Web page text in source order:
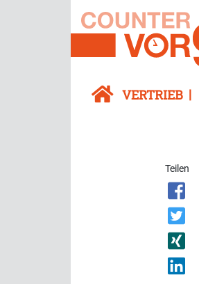
VERTRIEB
Teilen